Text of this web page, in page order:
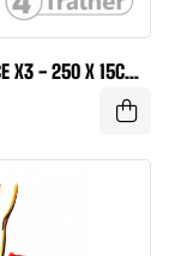
X3 - 250 X 15CM